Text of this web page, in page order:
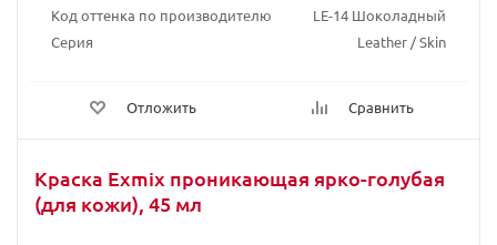
Код оттенка по производителю
LE-14 Шоколадный
Серия
Leather / Skin
Отложить Сравнить
Краска Exmix проникающая ярко-голубая
(для кожи), 45 мл